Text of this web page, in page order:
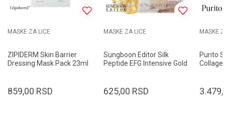
MASKE ZA LICE
ZIPIDERM Skin Barrier
Dressing Mask Pack 23ml
859,00 RSD
MASKE ZA LICE
Sungboon Editor Silk
Peptide EFG Intensive Gold
625,00 RSD
MASKE
Purito